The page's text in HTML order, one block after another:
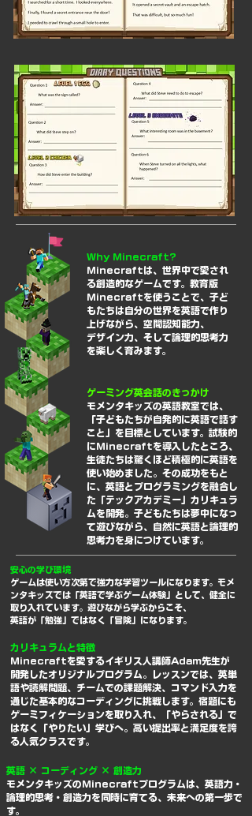
Why Minecraft?
Minecraftは、世界中で愛され
る創造的なゲームです。教育版
Minecraftを使うことで、子ど
もたちは自分の世界を英語で作り
上げながら、空間認知能力、
デザイン力、そして論理的思考力
を楽しく育みます。
ゲーミング英会話のきっかけ
モメンタキッズの英語教室では、
「子どもたちが自発的に英語で話す
こと」を目標としています。試験的
にMinecraftを導入したところ、
生徒たちは驚くほど積極的に英語を
使い始めました。その成功をもと
に、英語とプログラミングを融合し
た「テックアカデミー」カリキュラ
ムを開発。子どもたちは夢中になっ
て遊びながら、自然に英語と論理的
思考力を身につけています。
安心の学び環境
ゲームは使い方次第で強力な学習ツールになります。モメ
ンタキッズでは「英語で学ぶゲーム体験」として、健全に
取り入れています。遊びながら学ぶからこそ、
英語が「勉強」ではなく「冒険」になります。
カリキュラムと特徴
Minecraftを愛するイギリス人講師Adam先生が
開発したオリジナルプログラム。レッスンでは、英単
語や読解問題、チームでの課題解決、コマンド入力を
通じた基本的なコーディングに挑戦します。宿題にも
ゲーミフィケーションを取り入れ、「やらされる」で
はなく「やりたい」学びへ。高い提出率と満足度を誇
る人気クラスです。
英語 × コーディング × 創造力
モメンタキッズのMinecraftプログラムは、英語力・
論理的思考・創造力を同時に育てる、未来への第一歩で
す。